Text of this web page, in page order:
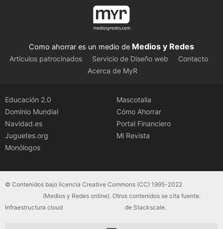
Como ahorrar es un medio de Medios y Redes
Artículos patrocinados Servicio de Diseño web
Contacto
Acerca de MyR
Educación 2.0
Dominio Mundial
Navidad.es
Juguetes.org
Monólogos
Mascotalia
Cómo Ahorrar
Portal Financiero
Mi Revista
© Contenidos bajo licencia Creative Commons (CC) 1995-2022
(Medios y Redes online). Otros contenidos se cita fuente.
Infraestructura cloud
de Stackscale.